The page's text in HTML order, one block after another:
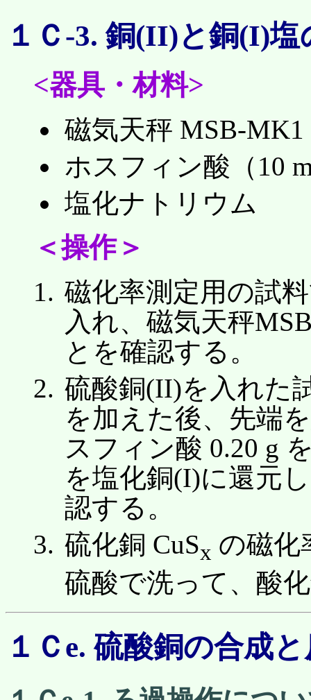
１Ｃ-3. 銅(II)と銅(I)塩
<器具・材料>
磁気天秤 MSB-MK1
ホスフィン酸（10
塩化ナトリウム
＜操作＞
磁化率測定用の試
入れ、磁気天秤
とを確認する。
硫酸銅(II)を入れた
を加えた後、先端
スフィン酸 0.20 g
を塩化銅(I)に還元
認する。
硫化銅 CuSx の磁化
硫酸で洗って、酸
１Ｃe. 硫酸銅の合成